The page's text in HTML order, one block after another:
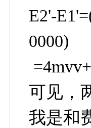
E2'-
0000)
可见，
我是和